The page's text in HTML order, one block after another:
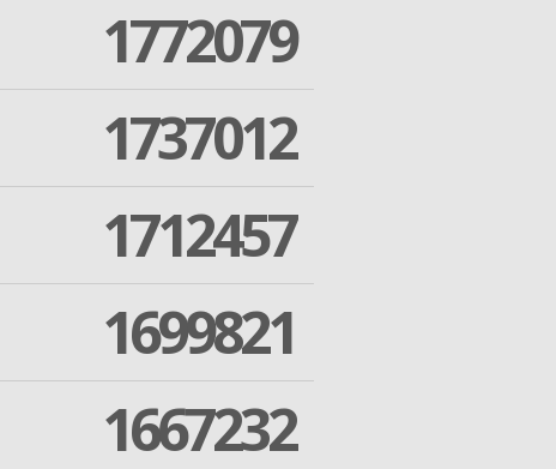
1772079
1737012
1712457
1699821
1667232